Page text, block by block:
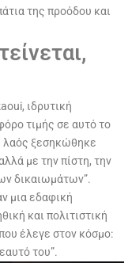
της προόδου και
ιδρυτική
τιμής σε αυτό το
λαός ξεσηκώθηκε
με την πίστη, την
δικαιωμάτων”.
μια εδαφική
και πολιτιστική
έλεγε στον κόσμο:
του”.